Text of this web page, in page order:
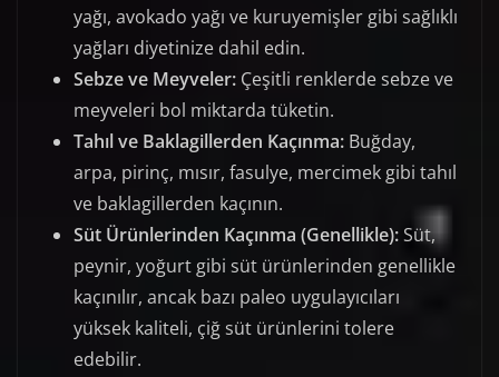
yağı, avokado yağı ve kuruyemişler gibi sağlıklı
yağları diyetinize dahil edin.
Sebze ve Meyveler: Çeşitli renklerde sebze ve
meyveleri bol miktarda tüketin.
Tahıl ve Baklagillerden Kaçınma: Buğday,
arpa, pirinç, mısır, fasulye, mercimek gibi tahıl
ve baklagillerden kaçının.
Süt Ürünlerinden Kaçınma (Genellikle):Süt,
peynir, yoğurt gibi süt ürünlerinden genellikle
kaçınılır, ancak bazı paleo uygulayıcıları
yüksek kaliteli, çiğ süt ürünlerini tolere
edebilir.